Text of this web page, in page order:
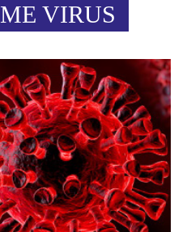
VIRUS